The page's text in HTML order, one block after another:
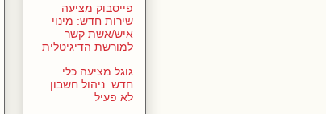
פייסבוק מציעה
שירות חדש: מינוי
איש/אשת קשר
למורשת הדיגיטלית
גוגל מציעה כלי
חדש: ניהול חשבון
לא פעיל